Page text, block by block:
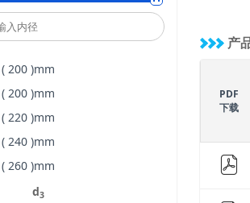
( 200 )mm
( 200 )mm
( 220 )mm
( 240 )mm
( 260 )mm
( 280 )mm
d3
产
PDF
下载